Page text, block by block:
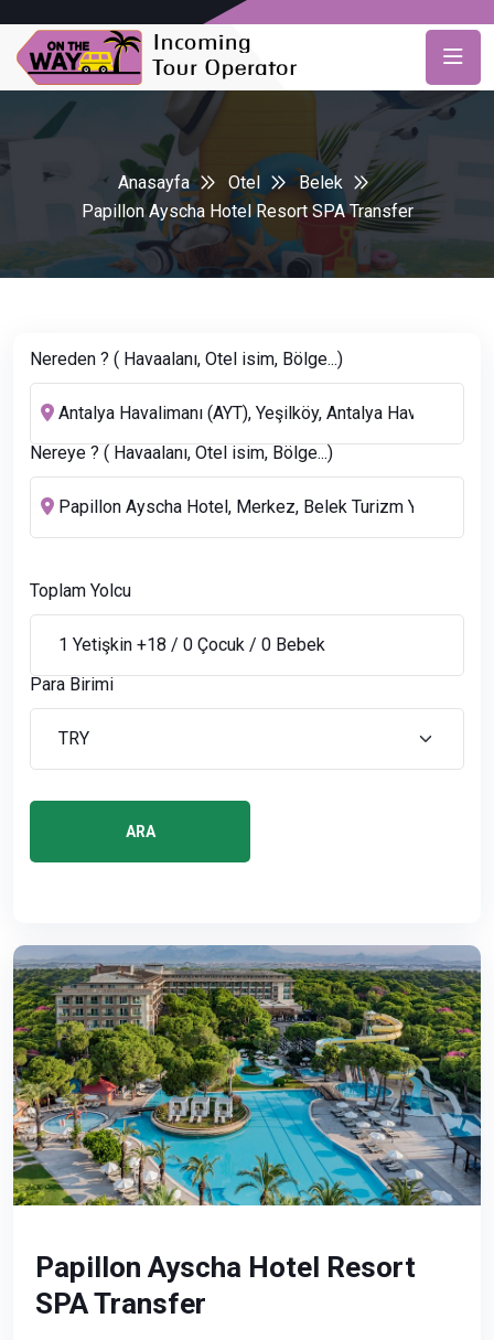
Anasayfa Otel
Belek
Papillon Ayscha Hotel Resort SPA Transfer
Nereden ? ( Havaalanı, Otel isim, Bölge...)
Nereye ? ( Havaalanı, Otel isim, Bölge...)
Toplam Yolcu
Para Birimi
ARA
Papillon Ayscha Hotel Resort
SPA Transfer